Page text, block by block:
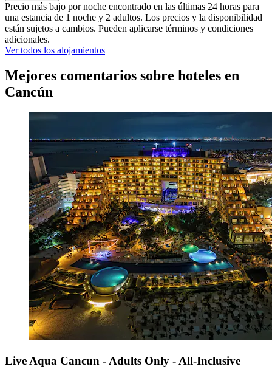
Precio más bajo por noche encontrado en las últimas 24 horas para
una estancia de 1 noche y 2 adultos. Los precios y la disponibilidad
están sujetos a cambios. Pueden aplicarse términos y condiciones
adicionales.
Ver todos los alojamientos
Mejores comentarios sobre hoteles en
Cancún
Live Aqua Cancun - Adults Only - All-Inclusive